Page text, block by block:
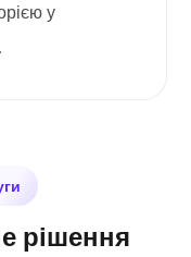
у
рішення